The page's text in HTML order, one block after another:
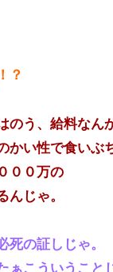
？
のう、給料なん
かい性で食いぶ
００万の
んじゃ。
死の証しじゃ。
ぁこういうこと